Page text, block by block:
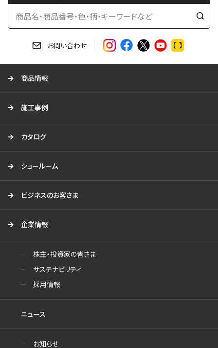
検
お問い合わせ
商品情報
施工事例
カタログ
ショールーム
ビジネスのお客さま
企業情報
株主・投資家の皆さま
サステナビリティ
採用情報
ニュース
お知らせ